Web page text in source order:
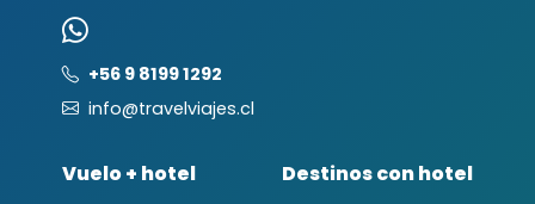
+56 9 8199 1292
info@travelviajes.cl
Vuelo + hotel Destinos con hotel